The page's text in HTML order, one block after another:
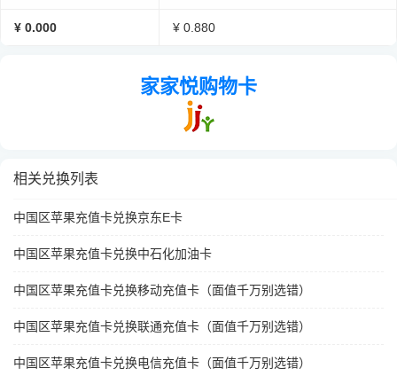
¥ 0.000 ¥ 0.880
家家悦购物卡
相关兑换列表
中国区苹果充值卡兑换京东E卡
中国区苹果充值卡兑换中石化加油卡
中国区苹果充值卡兑换移动充值卡（面值千万别选错）
中国区苹果充值卡兑换联通充值卡（面值千万别选错）
中国区苹果充值卡兑换电信充值卡（面值千万别选错）